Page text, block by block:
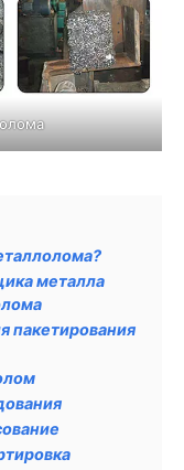
металла
пакетирования